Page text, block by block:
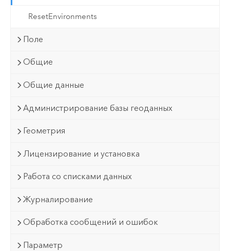
ResetEnvironments
Поле
Общие
Общие данные
Администрирование базы геоданных
Геометрия
Лицензирование и установка
Работа со списками данных
Журналирование
Обработка сообщений и ошибок
Параметр